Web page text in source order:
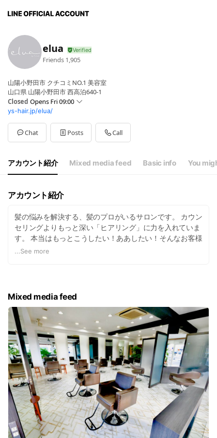
elua
Friends 1,905
山陽小野田市 クチコミNO.1 美容室
山口県 山陽小野田市 西高泊640-1
Closed Opens Fri 09:00
Sun09:00 - 18:00
MonClosed
Tue09:00 - 18:00
Wed09:00 - 18:00
Fri 09:00 - 18:00
Sat09:00 - 18:00
9：00～18：00
ys-hair.jp/elua/
Chat Posts Call
アカウント紹介 Mixed media feed Basic info You
アカウント紹介
髪の悩みを解決する、髪のプロがいるサロンです。 カウン
セリングよりもっと深い「ヒアリング」に力を入れていま
す。 本当はもっとこうしたい！ああしたい！そんなお客様
の声をキャッチします。 ヘアスタイルはもちろん髪質もよ
...See more
Mixed media feed